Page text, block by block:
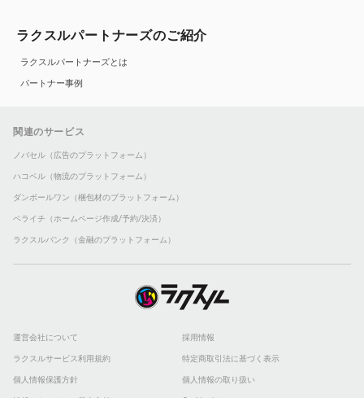
ラクスルパートナーズのご紹介
ラクスルパートナーズとは
パートナー事例
関連のサービス
ノバセル（広告のプラットフォーム）
ハコベル（物流のプラットフォーム）
ダンボールワン（梱包材のプラットフォーム）
ペライチ（ホームページ作成/予約/決済）
ラクスルバンク（金融のプラットフォーム）
運営会社について 採用情報
ラクスルサービス利用規約 特定商取引法に基づく表示
個人情報保護方針 個人情報の取り扱い